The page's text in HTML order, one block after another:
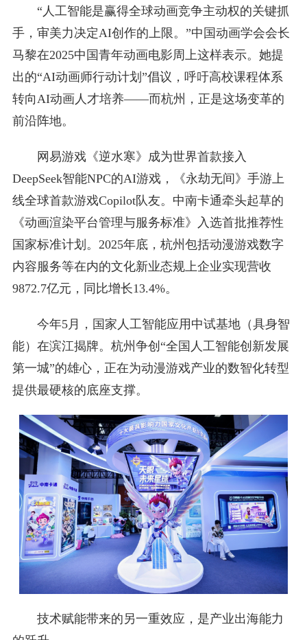
“人工智能是赢得全球动画竞争主动权的关键抓
手，审美力决定AI创作的上限。”中国动画学会会长
马黎在2025中国青年动画电影周上这样表示。她提
出的“AI动画师行动计划”倡议，呼吁高校课程体系
转向AI动画人才培养——而杭州，正是这场变革的
前沿阵地。
网易游戏《逆水寒》成为世界首款接入
DeepSeek智能NPC的AI游戏，《永劫无间》手游上
线全球首款游戏Copilot队友。中南卡通牵头起草的
《动画渲染平台管理与服务标准》入选首批推荐性
国家标准计划。2025年底，杭州包括动漫游戏数字
内容服务等在内的文化新业态规上企业实现营收
9872.7亿元，同比增长13.4%。
今年5月，国家人工智能应用中试基地（具身智
能）在滨江揭牌。杭州争创“全国人工智能创新发展
第一城”的雄心，正在为动漫游戏产业的数智化转型
提供最硬核的底座支撑。
技术赋能带来的另一重效应，是产业出海能力